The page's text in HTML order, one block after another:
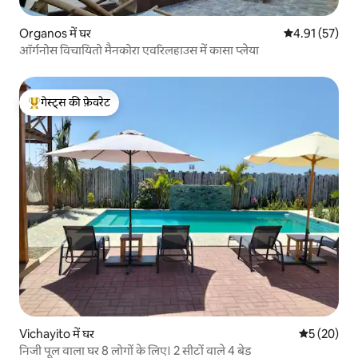
Organos में घर औसत रेटिंग 5 में
4.91 (57)
ऑर्गनोस विचायितो मैनकोरा एवरिलहाउस में कासा प्लेया
गेस्ट्स का टॉप फ़ेवरेट
गेस्ट्स की फ़ेवरेट
Vichayito में घर औसत रेटिंग
5 (20)
निजी पूल वाला घर 8 लोगों के लिए। 2 सीटों वाले 4 बेड